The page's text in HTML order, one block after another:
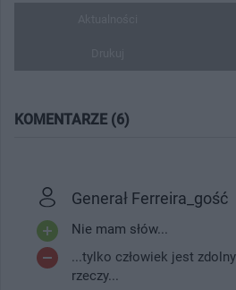
KOMENTARZE (6)
Generał Ferreira_gość
Nie mam słów...
...tylko człowiek jest
rzeczy...